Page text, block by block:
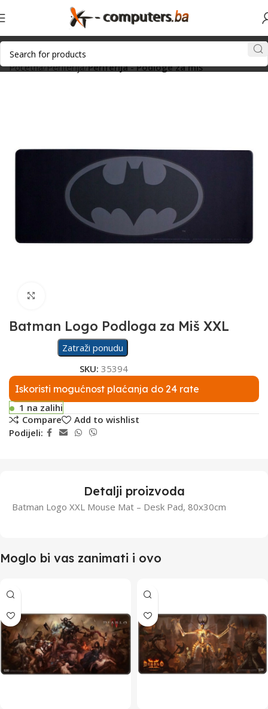
Početna Periferija Periferija - Podloge za miš
Batman Logo Podloga za Miš XXL
Zatraži ponudu
SKU: 35394
Iskoristi mogućnost plaćanja do 24 rate
1 na zalihi
Compare
Add to wishlist
Podijeli:
Detalji proizvoda
Batman Logo XXL Mouse Mat – Desk Pad, 80x30cm
Moglo bi vas zanimati i ovo